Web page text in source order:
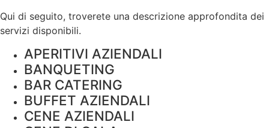
Qui di seguito, troverete una descrizione approfondita dei
servizi disponibili.
APERITIVI AZIENDALI
BANQUETING
BAR CATERING
BUFFET AZIENDALI
CENE AZIENDALI